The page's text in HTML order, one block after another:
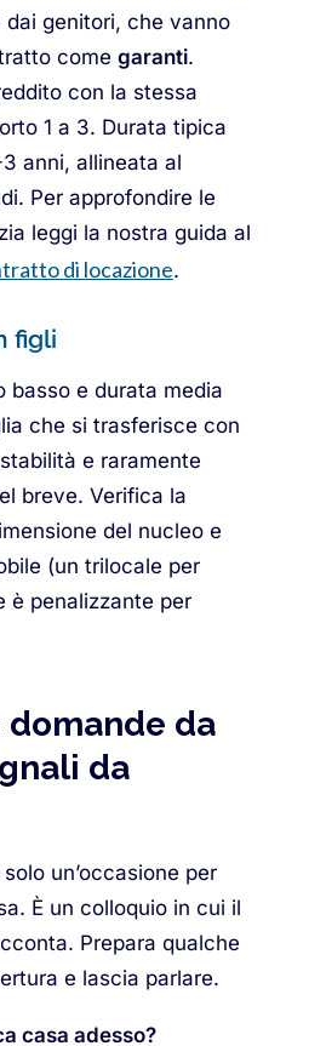
dai genitori, che vanno
come garanti.
con la stessa
1 a 3. Durata tipica
anni, allineata al
Per approfondire le
leggi la nostra guida al
di locazione.
figli
basso e durata media
che si trasferisce con
e raramente
breve. Verifica la
del nucleo e
(un trilocale per
è penalizzante per
domande da
da
un’occasione per
È un colloquio in cui il
Prepara qualche
e lascia parlare.
casa adesso?